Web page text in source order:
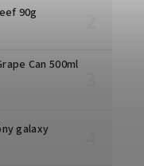
90g
Can 500ml
galaxy